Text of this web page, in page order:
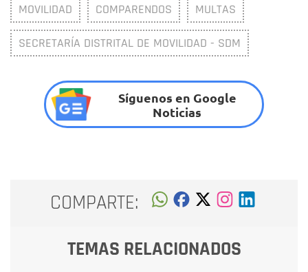
MOVILIDAD COMPARENDOS MULTAS
SECRETARÍA DISTRITAL DE MOVILIDAD - SDM
Síguenos en Google
Noticias
COMPARTE:
TEMAS RELACIONADOS